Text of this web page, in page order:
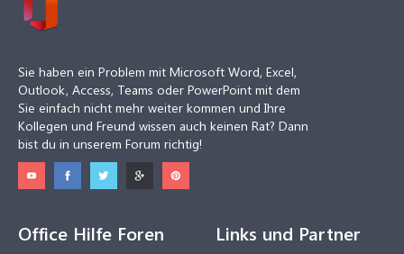
Sie haben ein Problem mit Microsoft Word, Excel,
Outlook, Access, Teams oder PowerPoint mit dem
Sie einfach nicht mehr weiter kommen und Ihre
Kollegen und Freund wissen auch keinen Rat? Dann
bist du in unserem Forum richtig!
Office Hilfe Foren Links und Partner